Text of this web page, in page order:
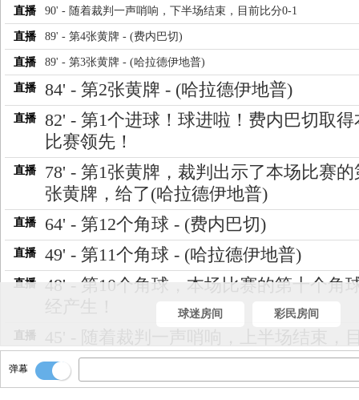
直播 90' - 随着裁判一声哨响，下半场结束，目前比分0-1
直播 89' - 第4张黄牌 - (费内巴切)
直播 89' - 第3张黄牌 - (哈拉德伊地普)
直播 84' - 第2张黄牌 - (哈拉德伊地普)
直播
82' - 第1个进球！球进啦！费内巴切取得
比赛领先！
直播
78' - 第1张黄牌，裁判出示了本场比赛的
张黄牌，给了(哈拉德伊地普)
直播 64' - 第12个角球 - (费内巴切)
直播 49' - 第11个角球 - (哈拉德伊地普)
直播
48' - 第10个角球，本场比赛的第十个角
直播
比分0-0
直播 45+5' - 第9个角球 - (费内巴切)
球迷房间 彩民房间
弹幕